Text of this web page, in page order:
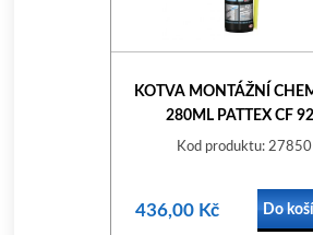
KOTVA MONTÁŽNÍ
280ML PATTEX CF
VINYLESTER
Kod produktu: 27850
436,00 Kč Do